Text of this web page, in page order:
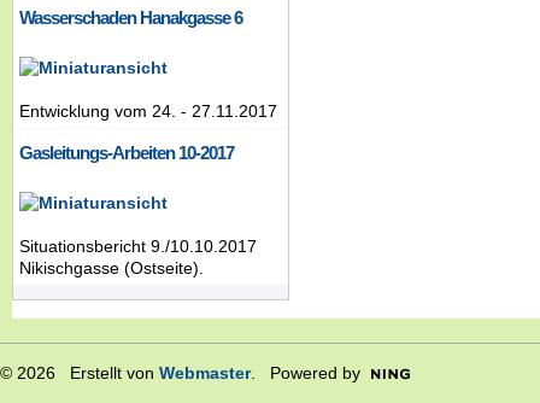
Wasserschaden Hanakgasse 6
Entwicklung vom 24. - 27.11.2017
Gasleitungs-Arbeiten 10-2017
Situationsbericht 9./10.10.2017
Nikischgasse (Ostseite).
© 2026 Erstellt von Webmaster. Powered by